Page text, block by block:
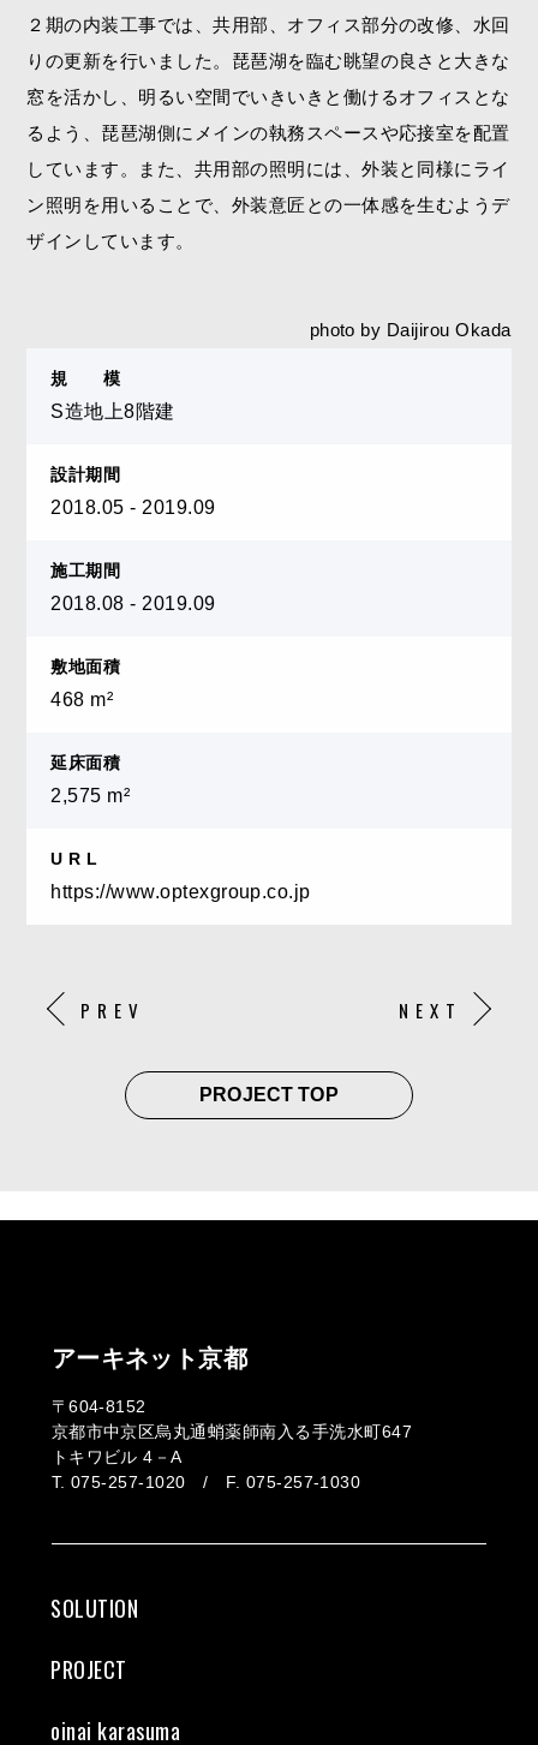
２期の内装工事では、共用部、オフィス部分の改修、水回
りの更新を行いました。琵琶湖を臨む眺望の良さと大きな
窓を活かし、明るい空間でいきいきと働けるオフィスとな
るよう、琵琶湖側にメインの執務スペースや応接室を配置
しています。また、共用部の照明には、外装と同様にライ
ン照明を用いることで、外装意匠との一体感を生むようデ
ザインしています。
photo by Daijirou Okada
規 模
S造地上8階建
設計期間
2018.05 - 2019.09
施工期間
2018.08 - 2019.09
敷地面積
468 m²
延床面積
2,575 m²
U R L
https://www.optexgroup.co.jp
PREV
PROJECT TOP
NEXT
アーキネット京都
〒604-8152
京都市中京区烏丸通蛸薬師南入る手洗水町647
トキワビル 4－A
T. 075-257-1020 / F. 075-257-1030
SOLUTION
PROJECT
oinai karasuma